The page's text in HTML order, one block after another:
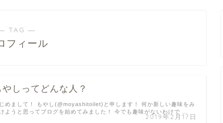
TAG ―
フィール
やしってどんな人？
2019年2月17日
めまして！ もやし(@moyashitoilet)と申します！ 何か新しい趣味をみ
ようと思ってブログを始めてみました！ 今でも趣味がないわけで …